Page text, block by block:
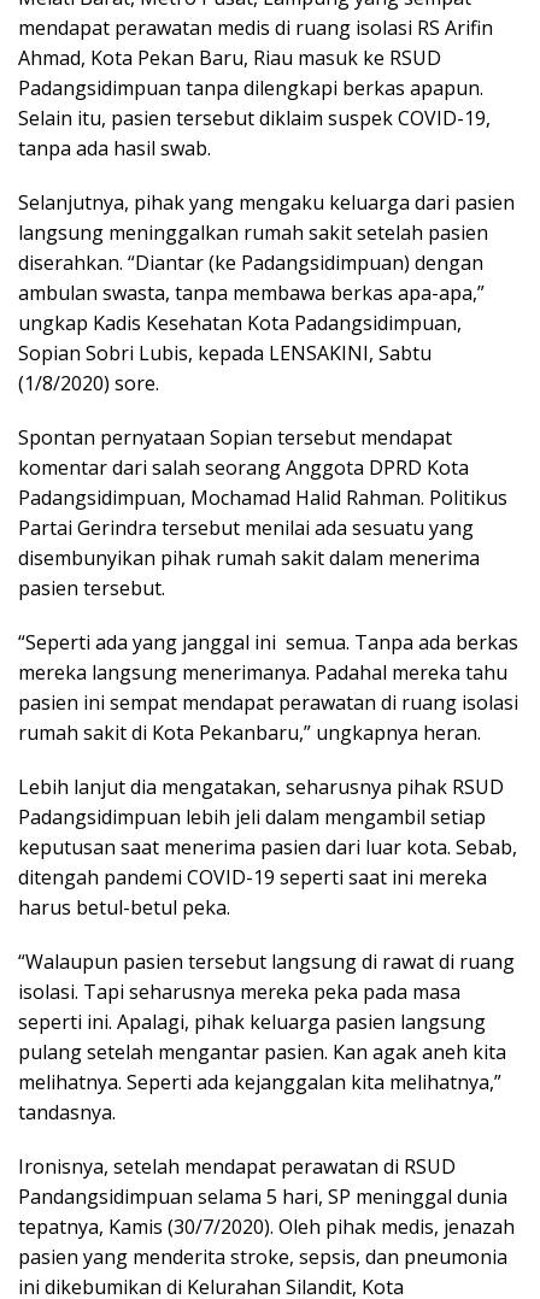
mendapat perawatan medis di ruang isolasi RS Arifin
Ahmad, Kota Pekan Baru, Riau masuk ke RSUD
Padangsidimpuan tanpa dilengkapi berkas apapun.
Selain itu, pasien tersebut diklaim suspek COVID-19,
tanpa ada hasil swab.
Selanjutnya, pihak yang mengaku keluarga dari pasien
langsung meninggalkan rumah sakit setelah pasien
diserahkan. “Diantar (ke Padangsidimpuan) dengan
ambulan swasta, tanpa membawa berkas apa-apa,”
ungkap Kadis Kesehatan Kota Padangsidimpuan,
Sopian Sobri Lubis, kepada LENSAKINI, Sabtu
(1/8/2020) sore.
Spontan pernyataan Sopian tersebut mendapat
komentar dari salah seorang Anggota DPRD Kota
Padangsidimpuan, Mochamad Halid Rahman. Politikus
Partai Gerindra tersebut menilai ada sesuatu yang
disembunyikan pihak rumah sakit dalam menerima
pasien tersebut.
“Seperti ada yang janggal ini semua. Tanpa ada berkas
mereka langsung menerimanya. Padahal mereka tahu
pasien ini sempat mendapat perawatan di ruang isolasi
rumah sakit di Kota Pekanbaru,” ungkapnya heran.
Lebih lanjut dia mengatakan, seharusnya pihak RSUD
Padangsidimpuan lebih jeli dalam mengambil setiap
keputusan saat menerima pasien dari luar kota. Sebab,
ditengah pandemi COVID-19 seperti saat ini mereka
harus betul-betul peka.
“Walaupun pasien tersebut langsung di rawat di ruang
isolasi. Tapi seharusnya mereka peka pada masa
seperti ini. Apalagi, pihak keluarga pasien langsung
pulang setelah mengantar pasien. Kan agak aneh kita
melihatnya. Seperti ada kejanggalan kita melihatnya,”
tandasnya.
Ironisnya, setelah mendapat perawatan di RSUD
Pandangsidimpuan selama 5 hari, SP meninggal dunia
tepatnya, Kamis (30/7/2020). Oleh pihak medis, jenazah
pasien yang menderita stroke, sepsis, dan pneumonia
ini dikebumikan di Kelurahan Silandit, Kota